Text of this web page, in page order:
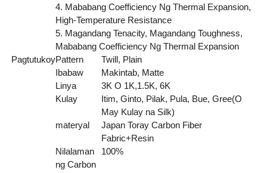
4. Mababang Coefficiency Ng Thermal Expansion,
High-Temperature Resistance
5. Magandang Tenacity, Magandang Toughness,
Mababang Coefficiency Ng Thermal Expansion
PagtutukoyPattern
Twill, Plain
Ibabaw
Makintab, Matte
Linya
3K O 1K,1.5K, 6K
Kulay
Itim, Ginto, Pilak, Pula, Bue, Gree(O
May Kulay na Silk)
materyal
Japan Toray Carbon Fiber
Fabric+Resin
Nilalaman
ng Carbon
100%